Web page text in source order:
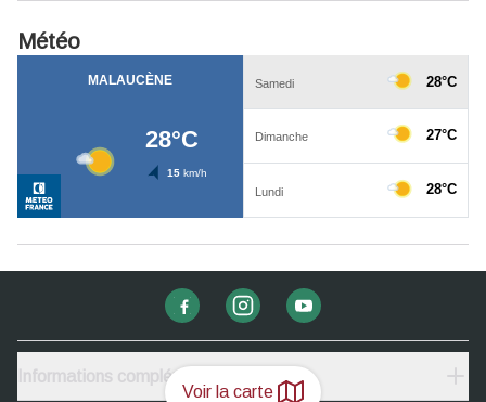
Voir la carte
Météo
Informations complémentaires